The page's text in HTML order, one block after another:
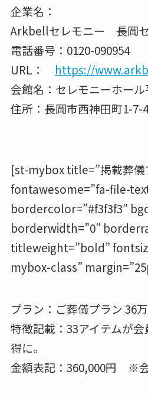
企業名：
Arkbellセレモニー 長岡
電話番号：0120-090954
URL： https://
会館名： セレモニーホール
住所：長岡市西神田町1-7-4
[st-mybox title=”掲載葬儀
fontawesome=”fa-file-
bordercolor=”#f3f3f3″
borderwidth=”0″
titleweight=”bold”
mybox-class”
プラン：ご葬儀プラン 36
特徴記載：33アイテムが
得に。
金額表記：360,000円 ※